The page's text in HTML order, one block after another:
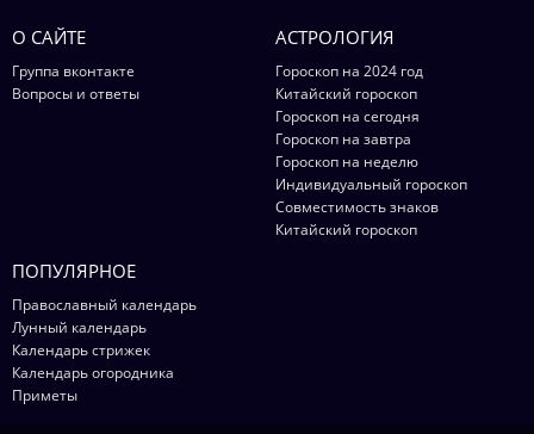
О САЙТЕ
Группа вконтакте
Вопросы и ответы
АСТРОЛОГИЯ
Гороскоп на 2024 год
Китайский гороскоп
Гороскоп на сегодня
Гороскоп на завтра
Гороскоп на неделю
Индивидуальный гороскоп
Совместимость знаков
Китайский гороскоп
ПОПУЛЯРНОЕ
Православный календарь
Лунный календарь
Календарь стрижек
Календарь огородника
Приметы